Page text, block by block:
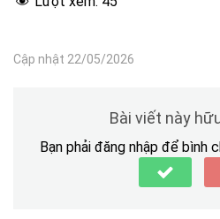
Cập nhật 22/05/2026
Bài viết này
Bạn phải đăng nhập để bình